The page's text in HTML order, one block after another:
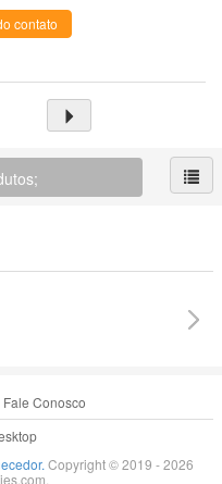
contato
Fale Conosco
Copyright © 2019 - 2026